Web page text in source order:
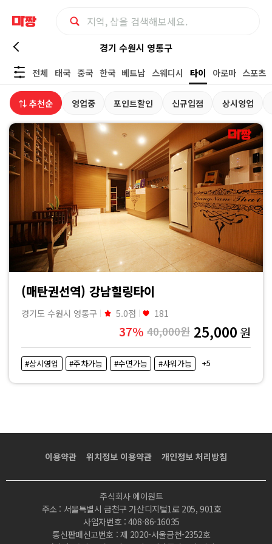
경
기
수
원
시
영
통
구
마
사
|
경기 수원시 영통구
전체
태국 중국 한국 베트남 스웨디시 타이 아로마 스포츠
⇅ 추천순 영업중 포인트할인 신규입점 상시영업
(매탄권선역) 강남힐링타이
경기도 수원시 영통구 5.0점 181
37% 40,000원 25,000 원
#상시영업 #주차가능 #수면가능 #샤워가능 +5
이용약관 위치정보 이용약관 개인정보 처리방침
주식회사 에이원트
주소 : 서울특별시 금천구 가산디지털1로 205, 901호
사업자번호 : 408-86-16035
통신판매신고번호 : 제 2020-서울금천-2352호